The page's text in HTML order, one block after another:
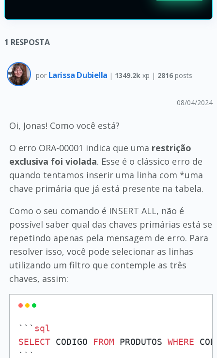
1 RESPOSTA
por Larissa Dubiella | 1349.2kxp | 2816posts
08/04/2024
Oi, Jonas! Como você está?
O erro ORA-00001 indica que uma restrição
exclusiva foi violada. Esse é o clássico erro de
quando tentamos inserir uma linha com *uma
chave primária que já está presente na tabela.
Como o seu comando é INSERT ALL, não é
possível saber qual das chaves primárias está se
repetindo apenas pela mensagem de erro. Para
resolver isso, você pode selecionar as linhas
utilizando um filtro que contemple as três
chaves, assim:
``` sql
SELECT CODIGO FROM PRODUTOS WHERE